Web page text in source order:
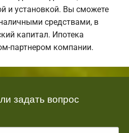
и установкой. Вы сможете
средствами, в
капитал. Ипотека
партнером компании.
задать вопрос